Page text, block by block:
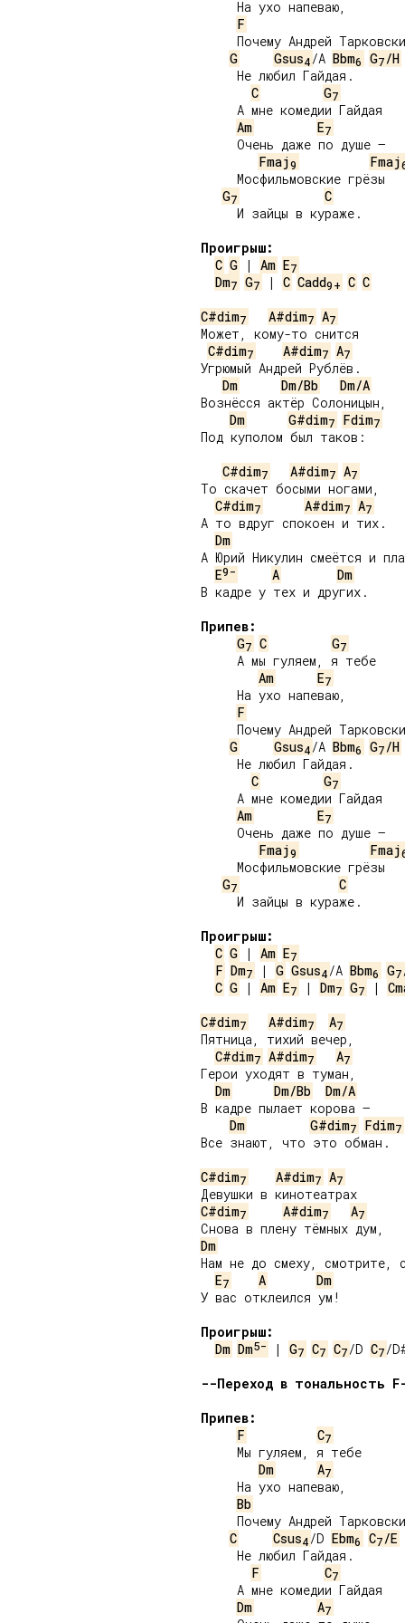
     На ухо напеваю,
F
Почему Андрей
G
Gsus4/A Bbm6 G7/H
     Не любил Гайдая.
C
G7
     А мне комедии Гайдая
Am
E7
     Очень даже по душе –
Fmaj9 Fmaj
     Мосфильмовские грёзы
G7
C
     И зайцы в кураже.
Проигрыш:
C G | Am E7
Dm7 G7 | C Cadd9+ C C
C#dim7 A#dim7 A7
Может, кому-то снится
C#dim7 A#dim7 A7
Угрюмый Андрей Рублёв.
Dm
Dm/Bb
Dm/A
Вознёсся актёр Солоницын,
Dm
G#dim7 Fdim7
Под куполом был таков:
C#dim7 A#dim7 A7
То скачет босыми ногами,
C#dim7 A#dim7 A7
А то вдруг спокоен и тих.
Dm
А Юрий Никулин смеётся и
E9- A
Dm
В кадре у тех и других.
Припев:
G7 C G7
     А мы гуляем, я тебе
Am
E7
     На ухо напеваю,
F
Почему Андрей
G
Gsus4/A Bbm6 G7/H
     Не любил Гайдая.
C
G7
     А мне комедии Гайдая
Am
E7
     Очень даже по душе –
Fmaj9 Fmaj
     Мосфильмовские грёзы
G7
C
     И зайцы в кураже.
Проигрыш:
C G | Am E7
F Dm7 | G Gsus4/A Bbm6 G7
C G | Am E7 | Dm7 G7 |
C#dim7 A#dim7 A7
Пятница, тихий вечер,
C#dim7 A#dim7 A7
Герои уходят в туман,
Dm
Dm/Bb
Dm/A
В кадре пылает корова –
Dm
G#dim7 Fdim7
Все знают, что это обман.
C#dim7 A#dim7 A7
C#dim7 A#dim7 A7
Dm
Нам не до смеху, смотрите,
E7 A
Dm
У вас отклеился ум!
Проигрыш:
Dm Dm5- | G7 C7 C7/D C7/
--Переход в тональность
Припев:
F
C7
     Мы гуляем, я тебе
Dm
A7
     На ухо напеваю,
Bb
Почему Андрей
C
Csus4/D Ebm6 C7/E
     Не любил Гайдая.
F
C7
     А мне комедии Гайдая
Dm
A7